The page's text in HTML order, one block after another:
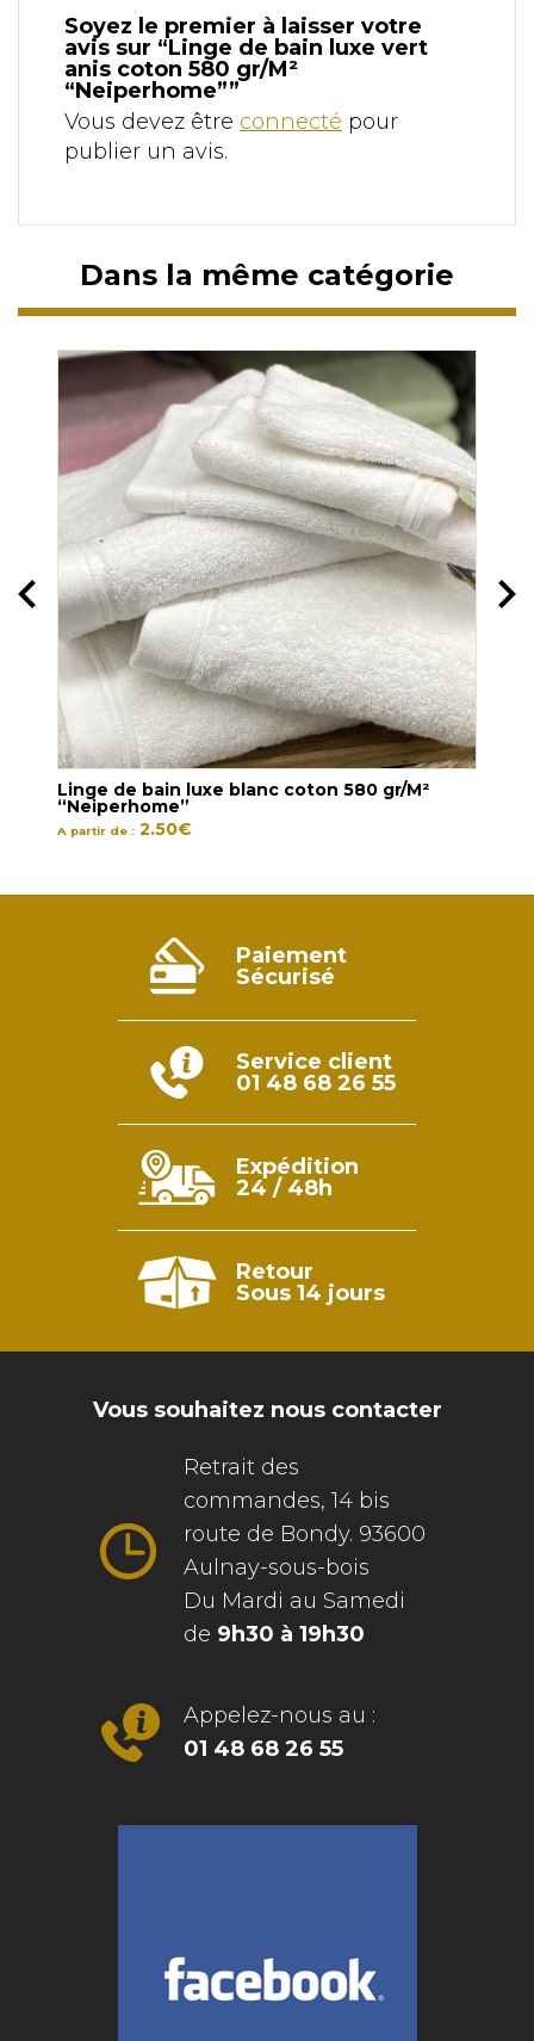
Soyez le premier à laisser votre
avis sur “Linge de bain luxe vert
anis coton 580 gr/M²
“Neiperhome””
Vous devez être connecté pour
publier un avis.
Dans la même catégorie
Linge de bain luxe blanc coton 580 gr/M²
“Neiperhome”
A partir de : 2.50€
Paiement
Sécurisé
Service client
01 48 68 26 55
Expédition
24 / 48h
Retour
Sous 14 jours
Vous souhaitez nous contacter
Retrait des
commandes, 14 bis
route de Bondy. 93600
Aulnay-sous-bois
Du Mardi au Samedi
de 9h30 à 19h30
Appelez-nous au :
01 48 68 26 55